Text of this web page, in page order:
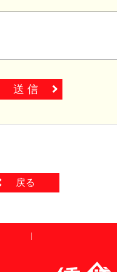
送 信
戻る